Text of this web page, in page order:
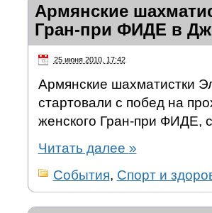
Армянские
Гран-при ФИДЕ в
25 июня 2010, 17:42
Армянские шахматистки
стартовали с побед на
женского Гран-при ФИДЕ,
Читать далее »
События, Спорт и